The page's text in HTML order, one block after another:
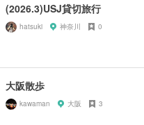
(2026.3)USJ貸切旅行
hatsuki 神奈川 0
大阪散歩
kawaman 大阪 3